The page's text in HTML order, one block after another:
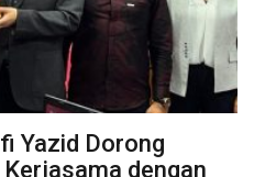
Yazid Dorong
dengan